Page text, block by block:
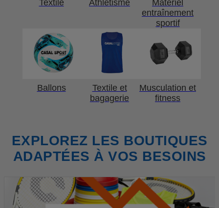
Textile Athlétisme
Matériel
entraînement
sportif
Ballons
Textile et
bagagerie
Musculation et
fitness
EXPLOREZ LES BOUTIQUES
ADAPTÉES À VOS BESOINS